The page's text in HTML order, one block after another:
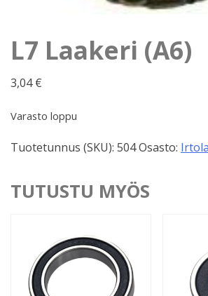
L7 Laakeri (A6)
3,04€
Varasto loppu
Tuotetunnus (SKU): 504Osasto:
TUTUSTU MYÖS